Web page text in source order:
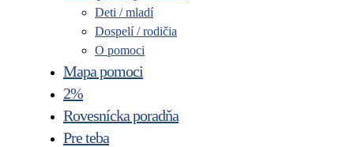
Deti / mladí
Dospelí / rodičia
O pomoci
Mapa pomoci
2%
Rovesnícka poradňa
Pre teba